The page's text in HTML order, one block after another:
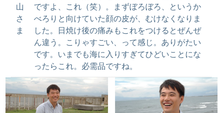
山
さ
ま
ですよ、これ（笑）。まずぼろぼろ、というか
べろりと向けていた顔の皮が、むけなくなりま
した。日焼け後の痛みもこれをつけるとぜんぜ
ん違う。こりゃすごい、って感じ。ありがたい
です。いまでも海に入りすぎてひどいことにな
ったらこれ。必需品ですね。